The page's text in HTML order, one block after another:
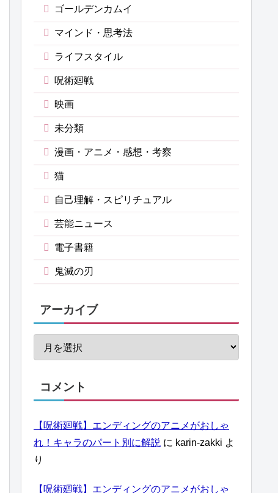
ゴールデンカムイ
マインド・思考法
ライフスタイル
呪術廻戦
映画
未分類
漫画・アニメ・感想・考察
猫
自己理解・スピリチュアル
芸能ニュース
電子書籍
鬼滅の刃
アーカイブ
コメント
【呪術廻戦】エンディングのアニメがおしゃ
れ！キャラのパート別に解説 に karin-zakki よ
り
【呪術廻戦】エンディングのアニメがおしゃ